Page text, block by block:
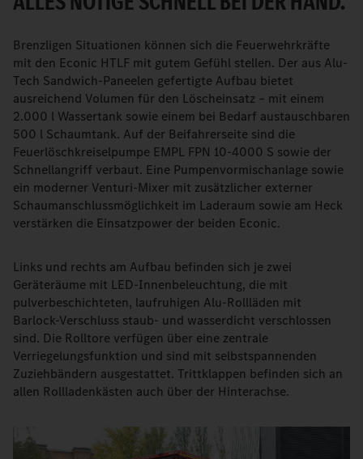
Brenzligen Situationen können sich die Feuerwehrkräfte
mit den Econic HTLF mit gutem Gefühl stellen. Der aus Alu-
Tech Sandwich-Paneelen gefertigte Aufbau bietet
ausreichend Volumen für den Löscheinsatz – mit einem
2.000 l Wassertank sowie einem bei Bedarf austauschbaren
500 l Schaumtank. Auf der Beifahrerseite sind die
Feuerlöschkreiselpumpe EMPL FPN 10-4000 S sowie der
Schnellangriff verbaut. Eine Pumpenvormischanlage sowie
ein moderner Venturi-Mixer mit zusätzlicher externer
Schaumanschlussmöglichkeit im Laderaum sowie am Heck
verstärken die Einsatzpower der beiden Econic.
Links und rechts am Aufbau befinden sich je zwei
Geräteräume mit LED-Innenbeleuchtung, die mit
pulverbeschichteten, laufruhigen Alu-Rollläden mit
Barlock-Verschluss staub- und wasserdicht verschlossen
sind. Die Rolltore verfügen über eine zentrale
Verriegelungsfunktion und sind mit selbstspannenden
Zuziehbändern ausgestattet. Trittklappen befinden sich an
allen Rollladenkästen auch über der Hinterachse.